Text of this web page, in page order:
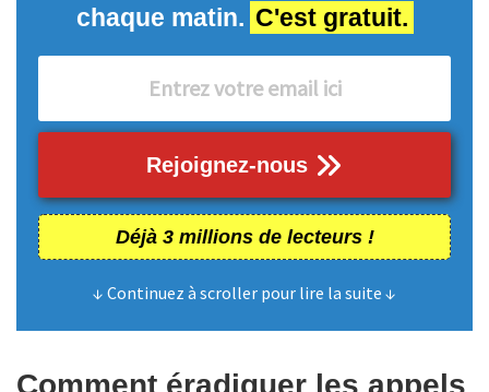
chaque matin. C'est gratuit.
Rejoignez-nous
Déjà 3 millions de lecteurs !
↓ Continuez à scroller pour lire la suite ↓
Comment éradiquer les appels